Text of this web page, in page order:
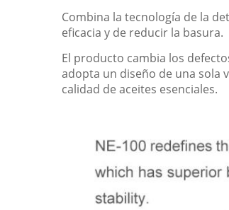
Combina la tecnología de la
eficacia y de reducir la basura.
El producto cambia los
adopta un diseño de una sola
calidad de aceites esenciales.